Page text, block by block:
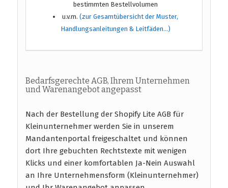
bestimmten Bestellvolumen
u.v.m.(zur Gesamtübersicht der Muster,
Handlungsanleitungen & Leitfäden…)
Bedarfsgerechte AGB, Ihrem Unternehmen
und Warenangebot angepasst
Nach der Bestellung der Shopify Lite AGB für
Kleinunternehmer werden Sie in unserem
Mandantenportal freigeschaltet und können
dort Ihre gebuchten Rechtstexte mit wenigen
Klicks und einer komfortablen Ja-Nein Auswahl
an Ihre Unternehmensform (Kleinunternehmer)